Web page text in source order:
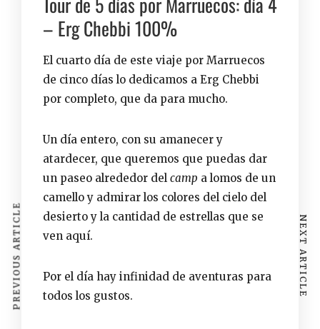
– Erg Chebbi 100%
El cuarto día de este viaje por Marruecos
de cinco días lo dedicamos a Erg Chebbi
por completo, que da para mucho.
Un día entero, con su amanecer y
atardecer, que queremos que puedas dar
un paseo alrededor del camp a lomos de un
camelloy admirar los colores del cielo del
desierto y la cantidad de estrellas que se
ven aquí.
Por el día hay infinidad de aventuras para
todos los gustos.
PREVIOUS ARTICLE NEXT ARTICLE